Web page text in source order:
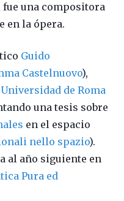
fue una compositora
en la ópera.
Guido
Castelnuovo),
Universidad de Roma
una tesis sobre
en el espacio
nello spazio).
al año siguiente en
Pura ed